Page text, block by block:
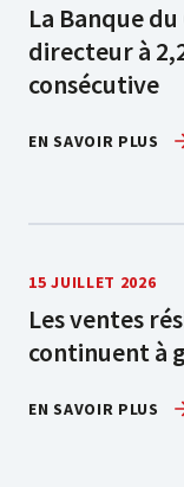
La Banque
directeur à
consécutive
EN SAVOIR PLUS
15 JUILLET 2026
Les ventes
continuent à
EN SAVOIR PLUS